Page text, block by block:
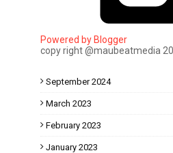
Powered by Blogger
copy right @maubeatmedia
September 2024
March 2023
February 2023
January 2023